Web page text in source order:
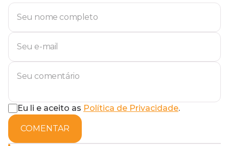
Eu li e aceito as Política de Privacidade.
COMENTAR